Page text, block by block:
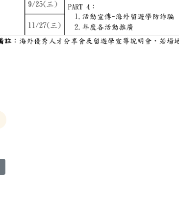
: [轉知]亞太大學交流會(UMAP)2024年暑假汶萊探索營活動